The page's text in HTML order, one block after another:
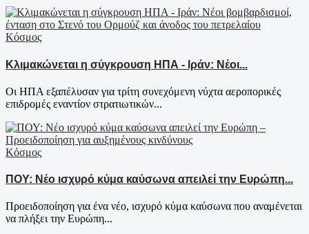
Κόσμος
Κλιμακώνεται η σύγκρουση ΗΠΑ - Ιράν: Νέοι...
Οι ΗΠΑ εξαπέλυσαν για τρίτη συνεχόμενη νύχτα αεροπορικές
επιδρομές εναντίον στρατιωτικών...
Κόσμος
ΠΟΥ: Νέο ισχυρό κύμα καύσωνα απειλεί την Ευρώπη...
Προειδοποίηση για ένα νέο, ισχυρό κύμα καύσωνα που αναμένεται
να πλήξει την Ευρώπη...